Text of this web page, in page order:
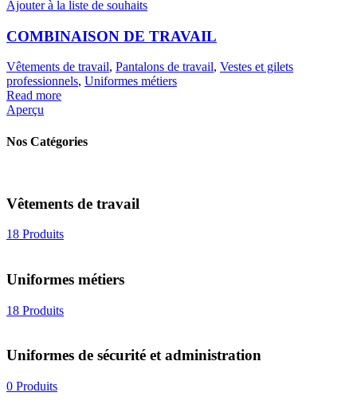
Ajouter à la liste de souhaits
COMBINAISON DE TRAVAIL
Vêtements de travail, Pantalons de travail, Vestes et gilets
professionnels, Uniformes métiers
Read more
Aperçu
Nos Catégories
Vêtements de travail
18 Produits
Uniformes métiers
18 Produits
Uniformes de sécurité et administration
0 Produits